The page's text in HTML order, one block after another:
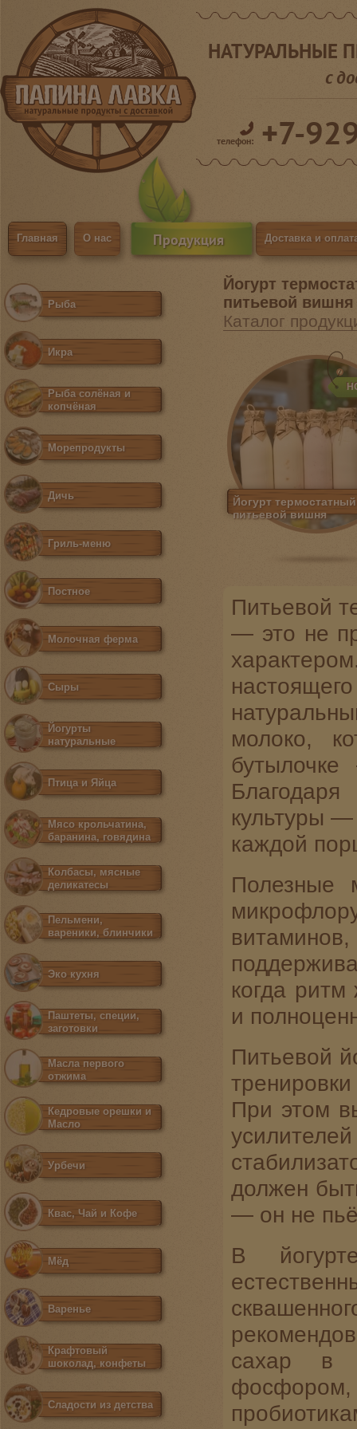
Главная О нас Продукция Доставка и
НАТУРАЛЬНЫЕ
с
телефон: +7-
Йогурт
питьевой вишня
Каталог
Йогурт термостатный
питьевой вишня
Питьевой
— это не
молоко,
культуры
каждой
Полезные
когда ритм
и
Питьевой
При этом
должен
— он не
В
сахар в
Рыба
Икра
Рыба солёная и
копчёная
Морепродукты
Дичь
Гриль-меню
Постное
Молочная ферма
Сыры
Йогурты
натуральные
Птица и Яйца
Мясо крольчатина,
баранина, говядина
Колбасы, мясные
деликатесы
Пельмени,
вареники, блинчики
Эко кухня
Паштеты, специи,
заготовки
Масла первого
отжима
Кедровые орешки и
Масло
Урбечи
Квас, Чай и Кофе
Мёд
Варенье
Крафтовый
шоколад, конфеты
Сладости из детства